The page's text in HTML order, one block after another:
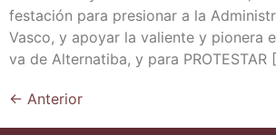
fes­ta­ción para pre­sio­nar a la
Vas­co, y apo­yar la valien­te y pio­ne­ra
va de Alter­na­ti­ba, y para PROTESTAR
← Anterior